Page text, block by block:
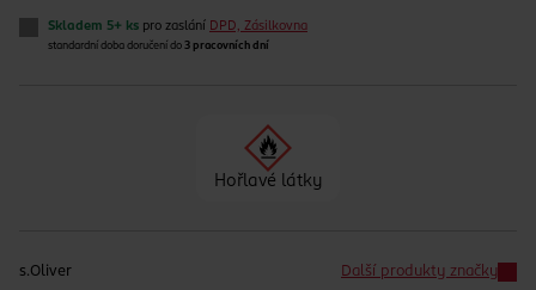
Skladem 5+ ks pro zaslání DPD, Zásilkovna
standardní doba doručení do 3 pracovních dní
Hořlavé látky
s.Oliver Další produkty značky